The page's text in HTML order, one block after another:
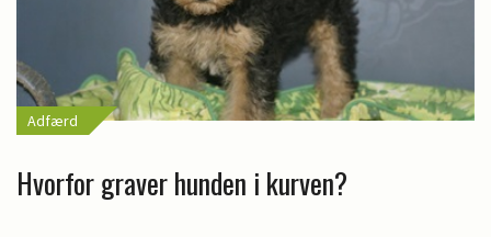
Adfærd
Hvorfor graver hunden i kurven?